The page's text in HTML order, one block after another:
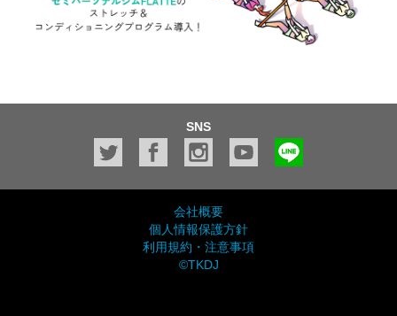
SNS
会社概要
個人情報保護方針
利用規約・注意事項
©TKDJ